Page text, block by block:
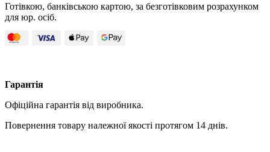
Готівкою, банківською картою, за безготівковим розрахунком
для юр. осіб.
Гарантія
Офіційна гарантія від виробника.
Повернення товару належної якості протягом 14 днів.